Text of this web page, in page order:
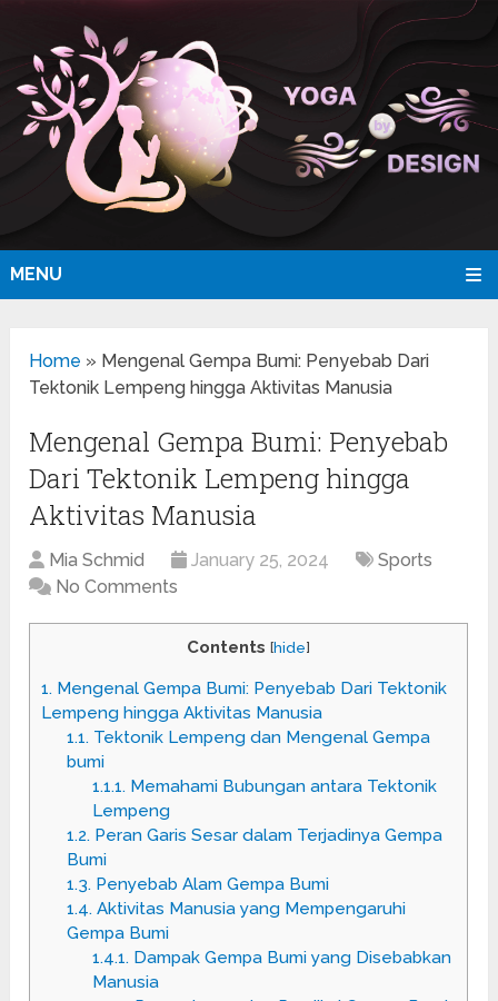
MENU
Home » Mengenal Gempa Bumi: Penyebab Dari
Tektonik Lempeng hingga Aktivitas Manusia
Mengenal Gempa Bumi: Penyebab
Dari Tektonik Lempeng hingga
Aktivitas Manusia
Mia Schmid January 25, 2024
Sports
No Comments
Contents [hide]
1. Mengenal Gempa Bumi: Penyebab Dari Tektonik
Lempeng hingga Aktivitas Manusia
1.1.Tektonik Lempeng dan Mengenal Gempa
bumi
1.1.1.Memahami Bubungan antara Tektonik
Lempeng
1.2.Peran Garis Sesar dalam Terjadinya Gempa
Bumi
1.3.Penyebab Alam Gempa Bumi
1.4.Aktivitas Manusia yang Mempengaruhi
Gempa Bumi
1.4.1.Dampak Gempa Bumi yang Disebabkan
Manusia